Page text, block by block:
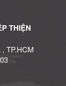
THIỆN
TP.HCM